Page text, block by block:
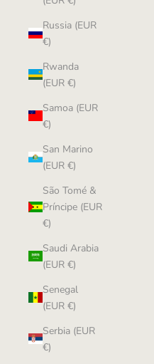
Russia (EUR
€)
Rwanda
(EUR €)
Samoa (EUR
€)
San Marino
(EUR €)
São Tomé &
Príncipe (EUR
€)
Saudi Arabia
(EUR €)
Senegal
(EUR €)
Serbia (EUR
€)